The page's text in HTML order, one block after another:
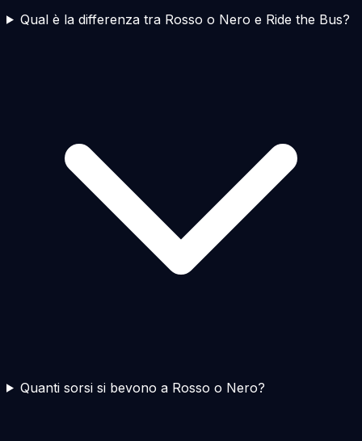
Qual è la differenza tra Rosso o Nero e Ride the Bus?
Quanti sorsi si bevono a Rosso o Nero?